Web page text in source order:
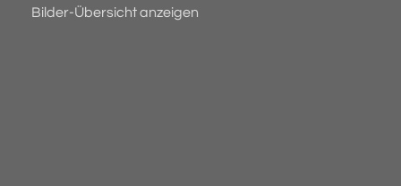
Bilder-Übersicht anzeigen